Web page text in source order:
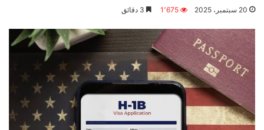
20 سبتمبر، 2025 1٬675